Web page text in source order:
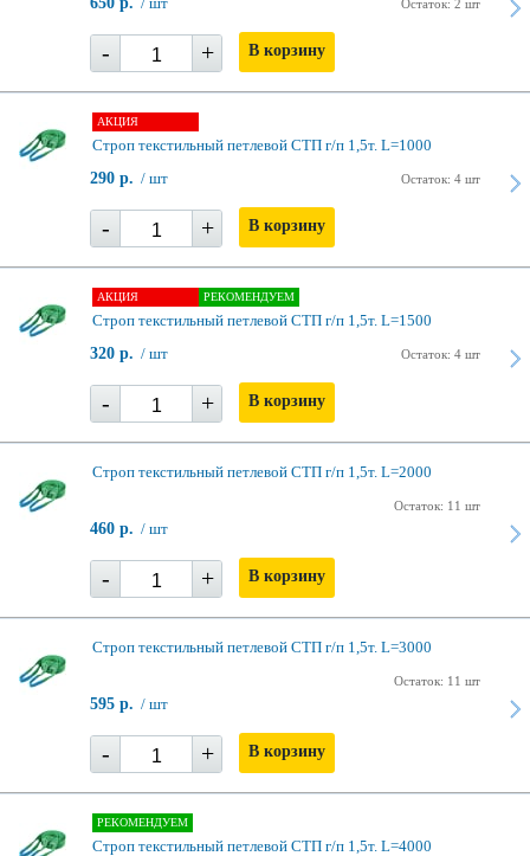
Остаток: 2 шт
- + В корзину
АКЦИЯ
Строп текстильный петлевой СТП г/п 1,5т. L=1000
Остаток: 4 шт
290 р. / шт
- + В корзину
АКЦИЯ РЕКОМЕНДУЕМ
Строп текстильный петлевой СТП г/п 1,5т. L=1500
Остаток: 4 шт
320 р. / шт
- + В корзину
Строп текстильный петлевой СТП г/п 1,5т. L=2000
Остаток: 11 шт
460 р. / шт
- + В корзину
Строп текстильный петлевой СТП г/п 1,5т. L=3000
Остаток: 11 шт
595 р. / шт
- + В корзину
РЕКОМЕНДУЕМ
Строп текстильный петлевой СТП г/п 1,5т. L=4000